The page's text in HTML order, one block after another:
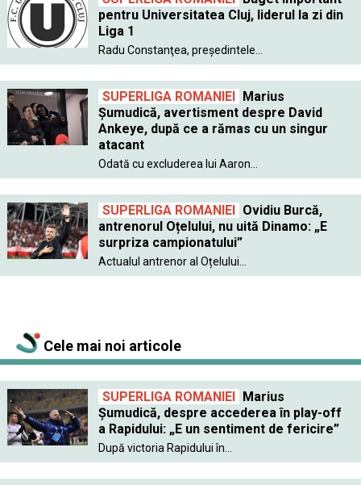
pentru Universitatea Cluj, liderul la zi din
Liga 1
Radu Constanţea, preşedintele...
SUPERLIGA ROMANIEI Marius
Şumudică, avertisment despre David
Ankeye, după ce a rămas cu un singur
atacant
Odată cu excluderea lui Aaron...
SUPERLIGA ROMANIEI Ovidiu Burcă,
antrenorul Oțelului, nu uită Dinamo: „E
surpriza campionatului”
Actualul antrenor al Oțelului...
Cele mai noi articole
SUPERLIGA ROMANIEI Marius
Șumudică, despre accederea în play-off
a Rapidului: „E un sentiment de fericire”
După victoria Rapidului în...